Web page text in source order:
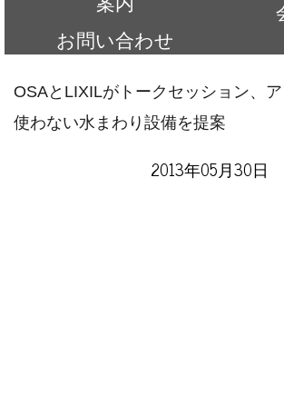
お問い合わせ
OSAとLIXILがトークセッション、
使わない水まわり設備を提案
2013年05月30日